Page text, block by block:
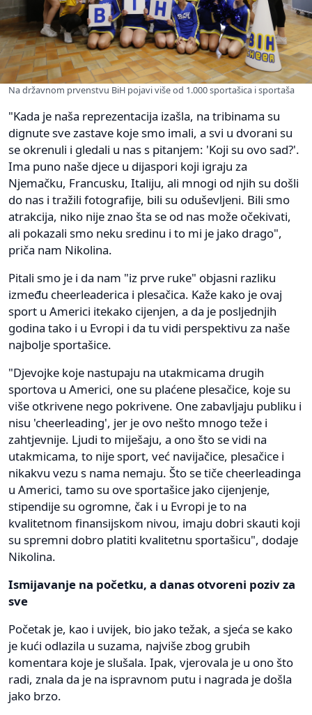
Na državnom prvenstvu BiH pojavi više od 1.000 sportašica i sportaša
"Kada je naša reprezentacija izašla, na tribinama su
dignute sve zastave koje smo imali, a svi u dvorani su
se okrenuli i gledali u nas s pitanjem: 'Koji su ovo sad?'.
Ima puno naše djece u dijaspori koji igraju za
Njemačku, Francusku, Italiju, ali mnogi od njih su došli
do nas i tražili fotografije, bili su oduševljeni. Bili smo
atrakcija, niko nije znao šta se od nas može očekivati,
ali pokazali smo neku sredinu i to mi je jako drago",
priča nam Nikolina.
Pitali smo je i da nam "iz prve ruke" objasni razliku
između cheerleaderica i plesačica. Kaže kako je ovaj
sport u Americi itekako cijenjen, a da je posljednjih
godina tako i u Evropi i da tu vidi perspektivu za naše
najbolje sportašice.
"Djevojke koje nastupaju na utakmicama drugih
sportova u Americi, one su plaćene plesačice, koje su
više otkrivene nego pokrivene. One zabavljaju publiku i
nisu 'cheerleading', jer je ovo nešto mnogo teže i
zahtjevnije. Ljudi to miješaju, a ono što se vidi na
utakmicama, to nije sport, već navijačice, plesačice i
nikakvu vezu s nama nemaju. Što se tiče cheerleadinga
u Americi, tamo su ove sportašice jako cijenjenje,
stipendije su ogromne, čak i u Evropi je to na
kvalitetnom finansijskom nivou, imaju dobri skauti koji
su spremni dobro platiti kvalitetnu sportašicu", dodaje
Nikolina.
Ismijavanje na početku, a danas otvoreni poziv za
sve
Početak je, kao i uvijek, bio jako težak, a sjeća se kako
je kući odlazila u suzama, najviše zbog grubih
komentara koje je slušala. Ipak, vjerovala je u ono što
radi, znala da je na ispravnom putu i nagrada je došla
jako brzo.